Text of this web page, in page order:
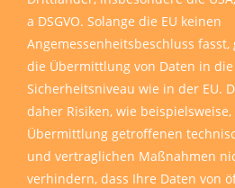
a DSGVO. Solange die EU keinen
Angemessenheitsbeschluss
die Übermittlung von Daten in die
Sicherheitsniveau wie in der EU.
daher Risiken, wie
Übermittlung getroffenen
und vertraglichen Maßnahmen
verhindern, dass Ihre Daten von